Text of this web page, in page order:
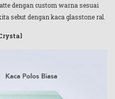
dengan custom warna sesuai
sebut dengan kaca glasstone ral.